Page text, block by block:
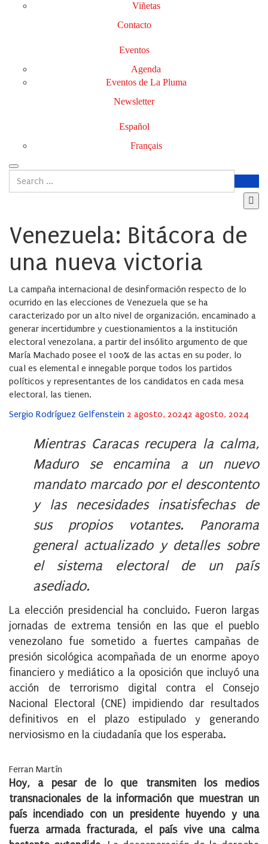
Viñetas
Contacto
Eventos
Agenda
Eventos de La Pluma
Newsletter
Español
Français
Venezuela: Bitácora de
una nueva victoria
La campaña internacional de desinformación respecto de lo
ocurrido en las elecciones de Venezuela que se ha
caracterizado por un alto nivel de organización, encaminado a
generar incertidumbre y cuestionamientos a la institución
electoral venezolana, a partir del insólito argumento de que
María Machado posee el 100% de las actas en su poder, lo
cual es elemental e innegable porque todos los partidos
políticos y representantes de los candidatos en cada mesa
electoral, las tienen.
Sergio Rodríguez Gelfenstein Posted
2 agosto, 20242 agosto, 2024
Mientras Caracas recupera la calma,
Maduro se encamina a un nuevo
mandato marcado por el descontento
y las necesidades insatisfechas de
sus propios votantes. Panorama
general actualizado y detalles sobre
el sistema electoral de un país
asediado.
La elección presidencial ha concluido. Fueron largas
jornadas de extrema tensión en las que el pueblo
venezolano fue sometido a fuertes campañas de
presión sicológica acompañada de un enorme apoyo
financiero y mediático a la oposición que incluyó una
acción de terrorismo digital contra el Consejo
Nacional Electoral (CNE) impidiendo dar resultados
definitivos en el plazo estipulado y generando
nerviosismo en la ciudadanía que los esperaba.
Ferran Martín
Hoy, a pesar de lo que transmiten los medios
transnacionales de la información que muestran un
país incendiado con un presidente huyendo y una
fuerza armada fracturada, el país vive una calma